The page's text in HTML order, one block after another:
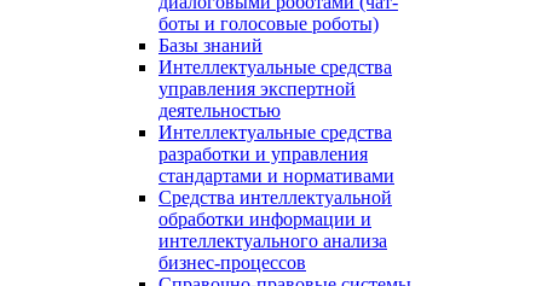
боты и голосовые роботы)
Базы знаний
Интеллектуальные средства
управления экспертной
деятельностью
Интеллектуальные средства
разработки и управления
стандартами и нормативами
Средства интеллектуальной
обработки информации и
интеллектуального анализа
бизнес-процессов